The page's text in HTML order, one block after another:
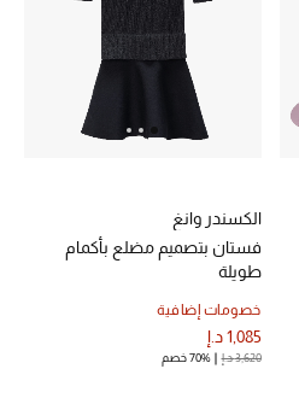
الكسندر وانغ
فستان بتصميم مضلع بأكمام
طويلة
خصومات إضافية
1,085 د.إ
3,620 د.إ 70% خصم